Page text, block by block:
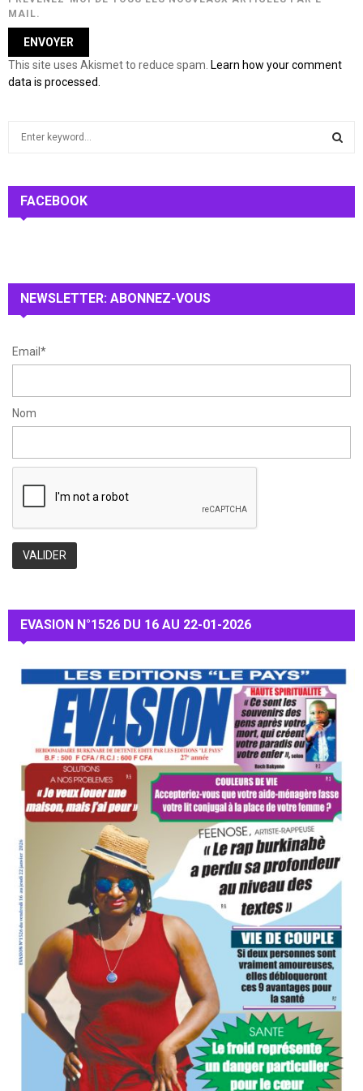
MAIL.
This site uses Akismet to reduce spam. Learn how your comment
data is processed.
h
:
FACEBOOK
NEWSLETTER: ABONNEZ-VOUS
Email*
Nom
EVASION N°1526 DU 16 AU 22-01-2026